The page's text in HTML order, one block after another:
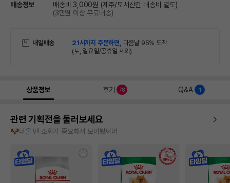
배송정보 배송비 3,000원 (제주/도서산간 배송비 별도)
(3만원 이상 무료배송)
내일배송 21시까지 주문하면, 다음날 95% 도착
(토, 일요일/공휴일 제외)
상품정보 후기 78 Q&A 1
관련 기획전을 둘러보세요
🐶더울 땐 소화가 중요해서 모아봤써머